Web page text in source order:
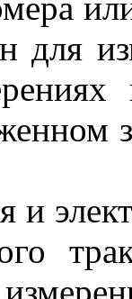
или
для
и